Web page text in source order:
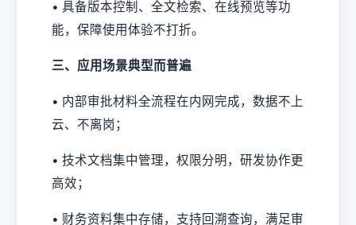
• 具备版本控制、全文检索、在线预览等功
能，保障使用体验不打折。
三、应用场景典型而普遍
• 内部审批材料全流程在内网完成，数据不上
云、不离岗；
• 技术文档集中管理，权限分明，研发协作更
高效；
• 财务资料集中存储，支持回溯查询，满足审